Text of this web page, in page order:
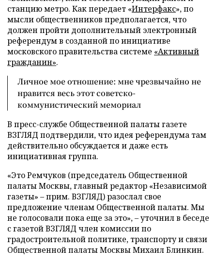
станцию метро. Как передает «Интерфакс», по
мысли общественников предполагается, что
должен пройти дополнительный электронный
референдум в созданной по инициативе
московского правительства системе «Активный
гражданин».
Личное мое отношение: мне чрезвычайно не
нравится весь этот советско-
коммунистический мемориал
В пресс-службе Общественной палаты газете
ВЗГЛЯД подтвердили, что идея референдума там
действительно обсуждается и даже есть
инициативная группа.
«Это Ремчуков (председатель Общественной
палаты Москвы, главный редактор «Независимой
газеты» – прим. ВЗГЛЯД) разослал свое
предложение членам Общественной палаты. Мы
не голосовали пока еще за это», – уточнил в беседе
с газетой ВЗГЛЯД член комиссии по
градостроительной политике, транспорту и связи
Общественной палаты Москвы Михаил Блинкин.